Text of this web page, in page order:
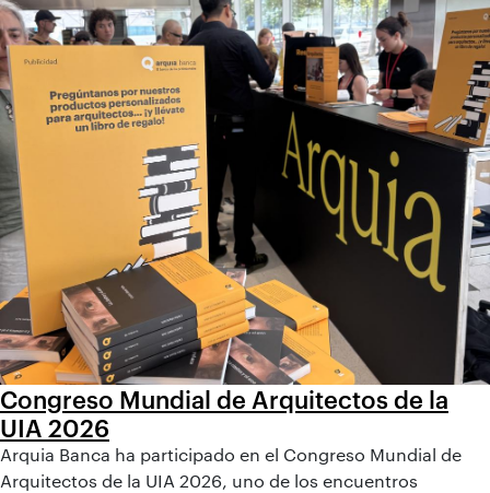
Congreso Mundial de Arquitectos de la
UIA 2026
Arquia Banca ha participado en el Congreso Mundial de
Arquitectos de la UIA 2026, uno de los encuentros